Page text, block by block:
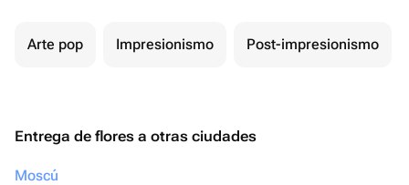
Arte pop Impresionismo Post-impresionismo
Entrega de flores a otras ciudades
Moscú